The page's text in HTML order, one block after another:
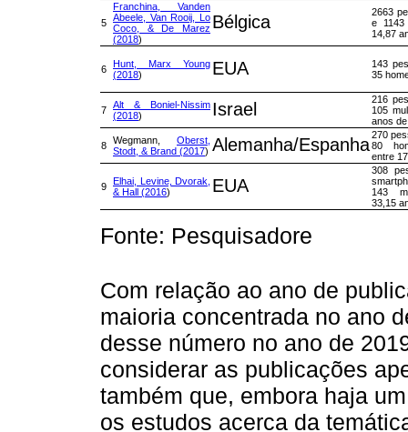
5
Franchina, Vanden
Abeele, Van Rooij, Lo
Coco, & De Marez
(2018)
Bélgica
2663
e 1143
14,87
6
Hunt, Marx Young
(2018) EUA
143
35
7 Alt & Boniel-Nissim
(2018) Israel
216
105
anos
8 Wegmann, Oberst,
Stodt, & Brand (2017) Alemanha/Espanha270
80
entre
9
Elhai, Levine, Dvorak,
& Hall (2016) EUA
308
143
33,15
Fonte: Pesquisadore
Com relação ao ano de
maioria concentrada no ano
desse número no ano de
considerar as publicações
também que, embora haja
os estudos acerca da